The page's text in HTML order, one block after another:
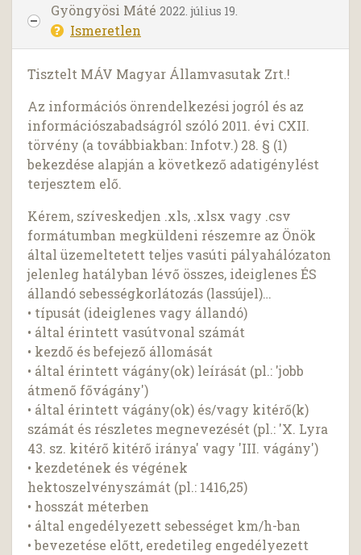
Gyöngyösi Máté 2022. július 19.
Ismeretlen
Tisztelt MÁV Magyar Államvasutak Zrt.!
Az információs önrendelkezési jogról és az
információszabadságról szóló 2011. évi CXII.
törvény (a továbbiakban: Infotv.) 28. § (1)
bekezdése alapján a következő adatigénylést
terjesztem elő.
Kérem, szíveskedjen .xls, .xlsx vagy .csv
formátumban megküldeni részemre az Önök
által üzemeltetett teljes vasúti pályahálózaton
jelenleg hatályban lévő összes, ideiglenes ÉS
állandó sebességkorlátozás (lassújel)…
• típusát (ideiglenes vagy állandó)
• által érintett vasútvonal számát
• kezdő és befejező állomását
• által érintett vágány(ok) leírását (pl.: 'jobb
átmenő fővágány')
• által érintett vágány(ok) és/vagy kitérő(k)
számát és részletes megnevezését (pl.: 'X. Lyra
43. sz. kitérő kitérő iránya' vagy 'III. vágány')
• kezdetének és végének
hektoszelvényszámát (pl.: 1416,25)
• hosszát méterben
• által engedélyezett sebességet km/h-ban
• bevezetése előtt, eredetileg engedélyezett